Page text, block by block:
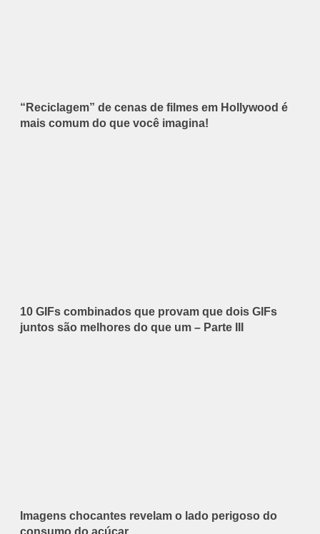
“Reciclagem” de cenas de filmes em Hollywood é
mais comum do que você imagina!
10 GIFs combinados que provam que dois GIFs
juntos são melhores do que um – Parte III
Imagens chocantes revelam o lado perigoso do
consumo do açúcar